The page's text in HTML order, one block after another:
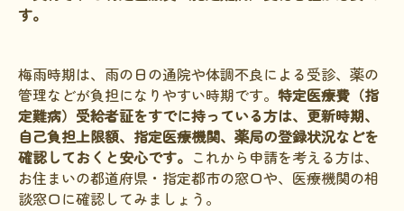
す。
梅雨時期は、雨の日の通院や体調不良による受診、薬の
管理などが負担になりやすい時期です。 特定医療費（指
定難病）受給者証をすでに持っている方は、更新時期、
自己負担上限額、指定医療機関、薬局の登録状況などを
確認しておくと安心です。 これから申請を考える方は、
お住まいの都道府県・指定都市の窓口や、医療機関の相
談窓口に確認してみましょう。